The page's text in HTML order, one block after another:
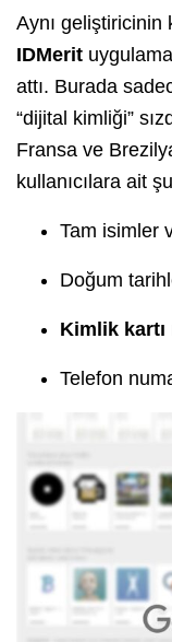
Aynı geliştiricinin
IDMerit
attı. Burada
“dijital kimliği”
Fransa ve
kullanıcılara ait
Tam isimler
Doğum
Kimlik kartı
Telefon